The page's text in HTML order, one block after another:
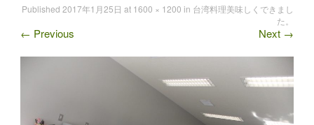
Published 2017年1月25日 at 1600 × 1200 in 台湾料理美味しくできまし
た。
← Previous Next →